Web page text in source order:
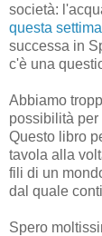
società:
questa
successa in
c'è una
Abbiamo
possibilità per
Questo libro
tavola alla
fili di un
dal quale
Spero